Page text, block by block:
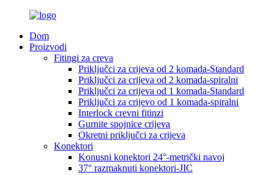
Dom
Proizvodi
Fitingi za creva
Priključci za crijeva od 2 komada-Standard
Priključci za crijeva od 2 komada-spiralni
Priključci za crijeva od 1 komada-Standard
Priključci za crijevo od 1 komada-spiralni
Interlock crevni fitinzi
Gurnite spojnice crijeva
Okretni priključci za crijeva
Konektori
Konusni konektori 24°-metrički navoj
37° razmaknuti konektori-JIC